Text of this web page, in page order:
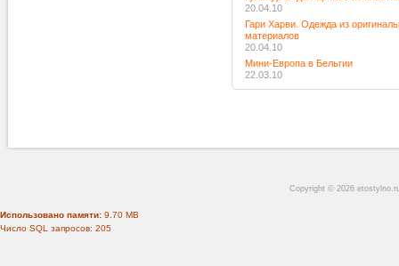
20.04.10
Гари Харви. Одежда из
материалов
20.04.10
Мини-Европа в Бельгии
22.03.10
Copyright © 2026
Использовано памяти: 9.70 MB
Число SQL запросов: 205